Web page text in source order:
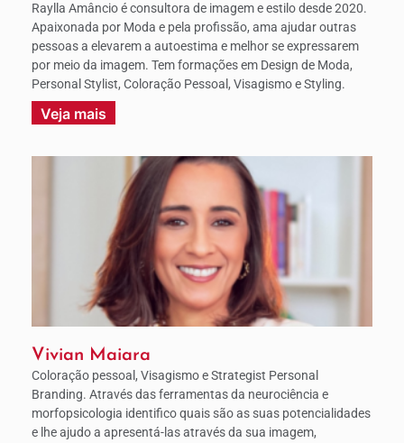
Raylla Amâncio é consultora de imagem e estilo desde 2020.
Apaixonada por Moda e pela profissão, ama ajudar outras
pessoas a elevarem a autoestima e melhor se expressarem
por meio da imagem. Tem formações em Design de Moda,
Personal Stylist, Coloração Pessoal, Visagismo e Styling.
Veja mais
Vivian Maiara
Coloração pessoal, Visagismo e Strategist Personal
Branding. Através das ferramentas da neurociência e
morfopsicologia identifico quais são as suas potencialidades
e lhe ajudo a apresentá-las através da sua imagem,